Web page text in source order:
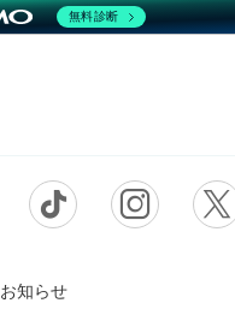
お知らせ
無料診断